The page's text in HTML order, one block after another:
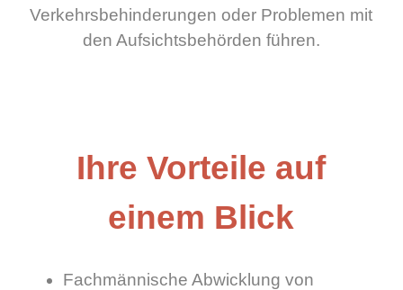
Verkehrsbehinderungen oder Problemen mit
den Aufsichtsbehörden führen.
Ihre Vorteile auf
einem Blick
Fachmännische Abwicklung von